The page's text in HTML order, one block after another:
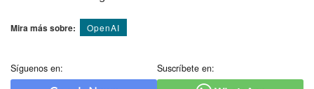
Mira más sobre: OpenAI
Síguenos en: Suscríbete en: